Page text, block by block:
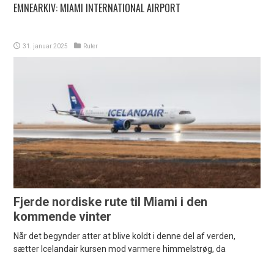
EMNEARKIV: MIAMI INTERNATIONAL AIRPORT
31. januar 2025 Ruter
Fjerde nordiske rute til Miami i den
kommende vinter
Når det begynder atter at blive koldt i denne del af verden,
sætter Icelandair kursen mod varmere himmelstrøg, da